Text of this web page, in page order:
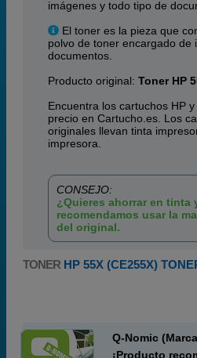
imágenes y todo tipo de
El toner es la pieza que
polvo de toner encargado de
documentos.
Producto original: Toner HP
Encuentra los cartuchos HP
precio en Cartucho.es. Los
originales llevan tinta
impresora.
CONSEJO:
¿Quieres ahorrar en tinta
recomendamos usar la
del original.
TONER HP 55X (CE255X)
Q-Nomic
¡Producto